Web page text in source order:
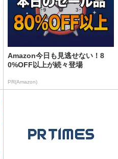
Amazon今日も見逃せない！8
0%OFF以上が続々登場
PR(Amazon)